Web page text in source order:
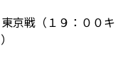
京戦（１９：００キ